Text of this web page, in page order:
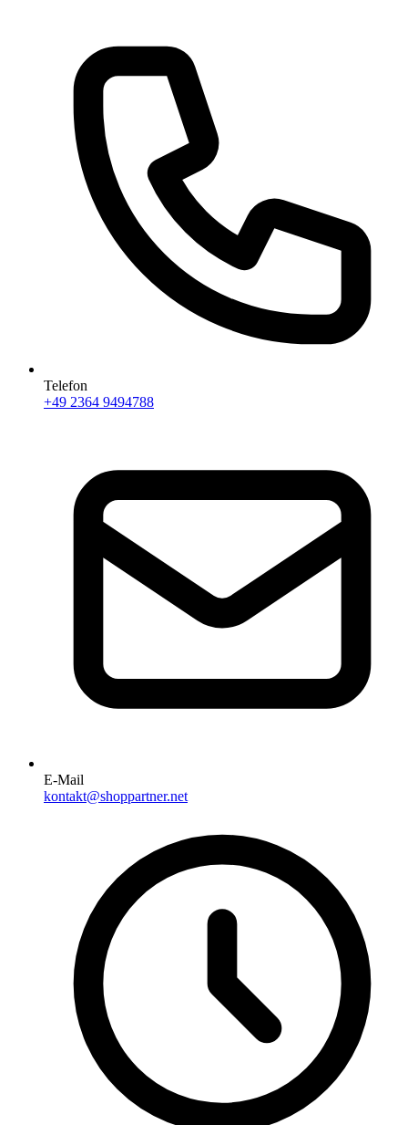
Telefon
+49 2364 9494788
E-Mail
kontakt@shoppartner.net